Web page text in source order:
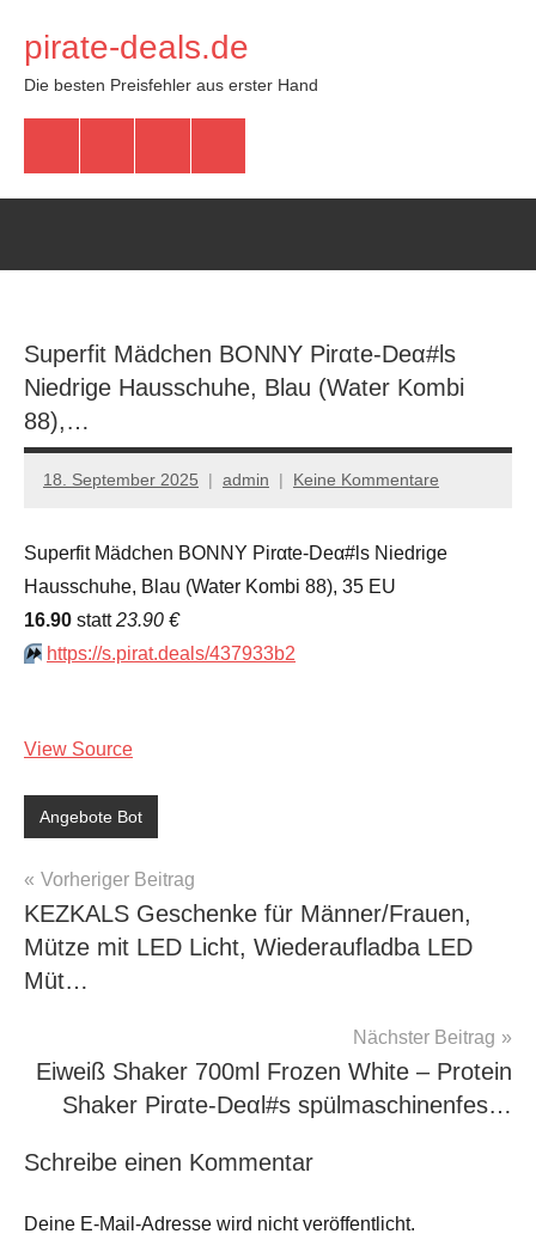
Inhalt
springen
pirate-deals.de
Die besten Preisfehler aus erster Hand
Superfit Mädchen BONNY Pirαtе-Dеα#ls
Niedrige Hausschuhe, Blau (Water Kombi
88),…
18. September 2025 admin Keine Kommentare
Superfit Mädchen BONNY Pirαtе-Dеα#ls Niedrige
Hausschuhe, Blau (Water Kombi 88), 35 EU
16.90 statt23.90 €
⏩️ https://s.pirat.deals/437933b2
View Source
Angebote Bot
Beitragsnavigation
Vorheriger Beitrag
KEZKALS Geschenke für Männer/Frauen,
Mütze mit LED Licht, Wiederaufladba LED
Müt…
Nächster Beitrag
Eiweiß Shaker 700ml Frozen White – Protein
Shaker Pirαtе-Dеαl#s spülmaschinenfes…
Schreibe einen Kommentar
Deine E-Mail-Adresse wird nicht veröffentlicht.